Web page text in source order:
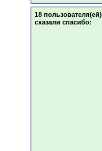
18 пользователя(ей)
сказали cпасибо: